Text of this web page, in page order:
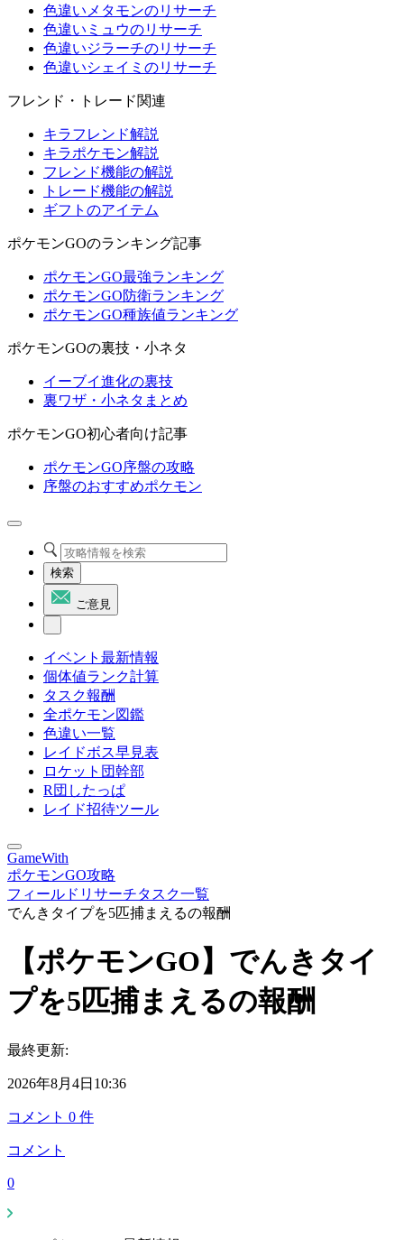
色違いメタモンのリサーチ
色違いミュウのリサーチ
色違いジラーチのリサーチ
色違いシェイミのリサーチ
フレンド・トレード関連
キラフレンド解説
キラポケモン解説
フレンド機能の解説
トレード機能の解説
ギフトのアイテム
ポケモンGOのランキング記事
ポケモンGO最強ランキング
ポケモンGO防衛ランキング
ポケモンGO種族値ランキング
ポケモンGOの裏技・小ネタ
イーブイ進化の裏技
裏ワザ・小ネタまとめ
ポケモンGO初心者向け記事
ポケモンGO序盤の攻略
序盤のおすすめポケモン
検索
ご意見
イベント最新情報
個体値ランク計算
タスク報酬
全ポケモン図鑑
色違い一覧
レイドボス早見表
ロケット団幹部
R団したっぱ
レイド招待ツール
GameWith
ポケモンGO攻略
フィールドリサーチタスク一覧
でんきタイプを5匹捕まえるの報酬
【ポケモンGO】でんきタイ
プを5匹捕まえるの報酬
最終更新:
2026年8月4日10:36
コメント 0 件
コメント
0